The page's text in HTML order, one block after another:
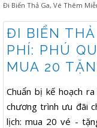
Đi Biển Thả Ga, Vé Thêm
ĐI BIỂN
PHÍ: PHÚ
MUA 20
Chuẩn bị kế hoạch
chương trình ưu đãi
lịch: mua 20 vé -